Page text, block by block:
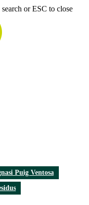
or ESC to close
Puig Ventosa